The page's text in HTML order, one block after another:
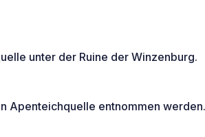
unter der Ruine der Winzenburg.
Apenteichquelle entnommen werden.